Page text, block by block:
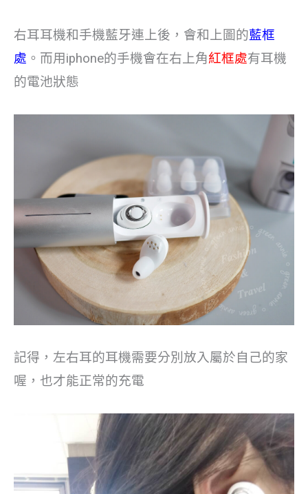
右耳耳機和手機藍牙連上後，會和上圖的藍框
處 。而用iphone的手機會在右上角紅框處有耳機
的電池狀態
記得，左右耳的耳機需要分別放入屬於自己的家
喔，也才能正常的充電